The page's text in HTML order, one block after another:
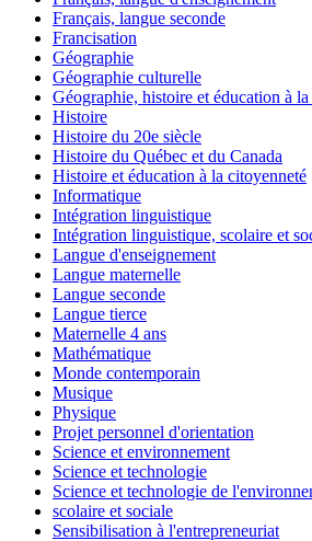
Français, langue seconde
Francisation
Géographie
Géographie culturelle
Géographie, histoire et éducation à
Histoire
Histoire du 20e siècle
Histoire du Québec et du Canada
Histoire et éducation à la citoyenneté
Informatique
Intégration linguistique
Intégration linguistique, scolaire et
Langue d'enseignement
Langue maternelle
Langue seconde
Langue tierce
Maternelle 4 ans
Mathématique
Monde contemporain
Musique
Physique
Projet personnel d'orientation
Science et environnement
Science et technologie
Science et technologie de
scolaire et sociale
Sensibilisation à l'entrepreneuriat